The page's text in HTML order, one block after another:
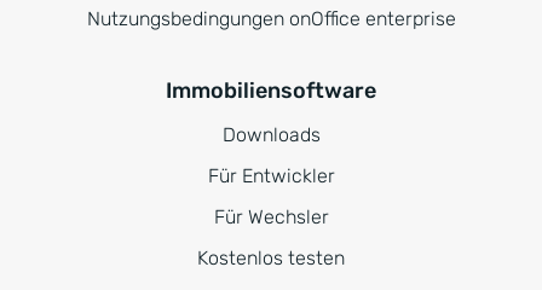
Nutzungsbedingungen onOffice enterprise
Immobiliensoftware
Downloads
Für Entwickler
Für Wechsler
Kostenlos testen